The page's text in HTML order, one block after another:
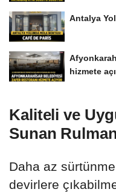
Antalya
hizmete
Kaliteli ve
Sunan
Daha az
devirlere